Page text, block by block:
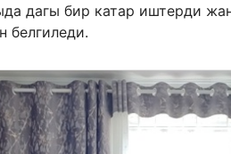
дагы бир катар иштерди
белгиледи.